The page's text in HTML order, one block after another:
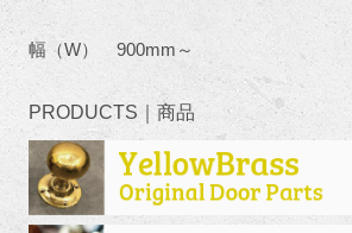
幅（W） 900mm～
PRODUCTS｜商品